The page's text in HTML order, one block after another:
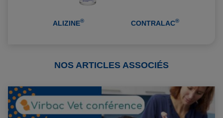
ALIZINE® CONTRALAC®
NOS ARTICLES ASSOCIÉS